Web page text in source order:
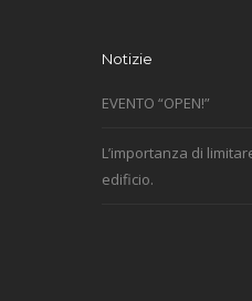
Notizie
EVENTO “OPEN!”
L’importanza di
edificio.